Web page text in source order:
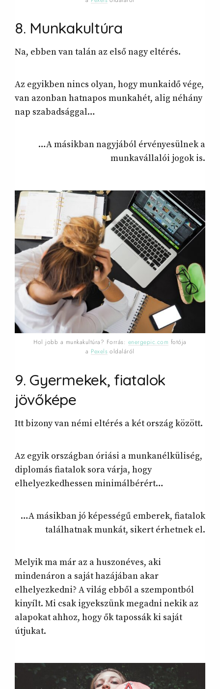
8. Munkakultúra
Na, ebben van talán az első nagy eltérés.
Az egyikben nincs olyan, hogy munkaidő vége,
van azonban hatnapos munkahét, alig néhány
nap szabadsággal…
…A másikban nagyjából érvényesülnek a
munkavállalói jogok is.
Hol jobb a munkakultúra? Forrás: energepic.com fotója
a Pexels oldaláról
9. Gyermekek, fiatalok
jövőképe
Itt bizony van némi eltérés a két ország között.
Az egyik országban óriási a munkanélküliség,
diplomás fiatalok sora várja, hogy
elhelyezkedhessen minimálbérért…
…A másikban jó képességű emberek, fiatalok
találhatnak munkát, sikert érhetnek el.
Melyik ma már az a huszonéves, aki
mindenáron a saját hazájában akar
elhelyezkedni? A világ ebből a szempontból
kinyílt. Mi csak igyekszünk megadni nekik az
alapokat ahhoz, hogy ők tapossák ki saját
útjukat.